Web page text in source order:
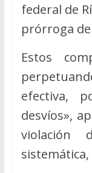
federal de
prórroga
Estos
efectiva,
desvíos»,
violación